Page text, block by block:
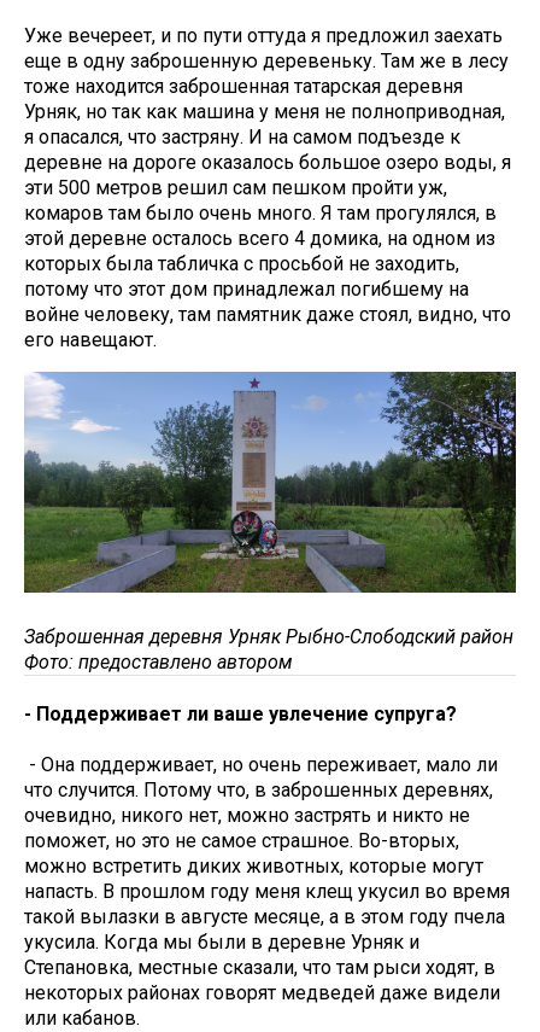
Уже вечереет, и по пути оттуда я предложил заехать
еще в одну заброшенную деревеньку. Там же в лесу
тоже находится заброшенная татарская деревня
Урняк, но так как машина у меня не полноприводная,
я опасался, что застряну. И на самом подъезде к
деревне на дороге оказалось большое озеро воды, я
эти 500 метров решил сам пешком пройти уж,
комаров там было очень много. Я там прогулялся, в
этой деревне осталось всего 4 домика, на одном из
которых была табличка с просьбой не заходить,
потому что этот дом принадлежал погибшему на
войне человеку, там памятник даже стоял, видно, что
его навещают.
Заброшенная деревня Урняк Рыбно-Слободский район
Фото: предоставлено автором
- Поддерживает ли ваше увлечение супруга?
- Она поддерживает, но очень переживает, мало ли
что случится. Потому что, в заброшенных деревнях,
очевидно, никого нет, можно застрять и никто не
поможет, но это не самое страшное. Во-вторых,
можно встретить диких животных, которые могут
напасть. В прошлом году меня клещ укусил во время
такой вылазки в августе месяце, а в этом году пчела
укусила. Когда мы были в деревне Урняк и
Степановка, местные сказали, что там рыси ходят, в
некоторых районах говорят медведей даже видели
или кабанов.